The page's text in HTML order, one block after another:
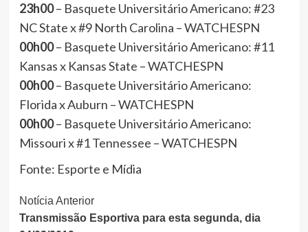
23h00– Basquete Universitário Americano: #23
NC State x #9 North Carolina – WATCHESPN
00h00– Basquete Universitário Americano: #11
Kansas x Kansas State – WATCHESPN
00h00– Basquete Universitário Americano:
Florida x Auburn – WATCHESPN
00h00– Basquete Universitário Americano:
Missouri x #1 Tennessee – WATCHESPN
Fonte: Esporte e Mídia
Continue
Lendo
Notícia Anterior
Transmissão Esportiva para esta segunda, dia